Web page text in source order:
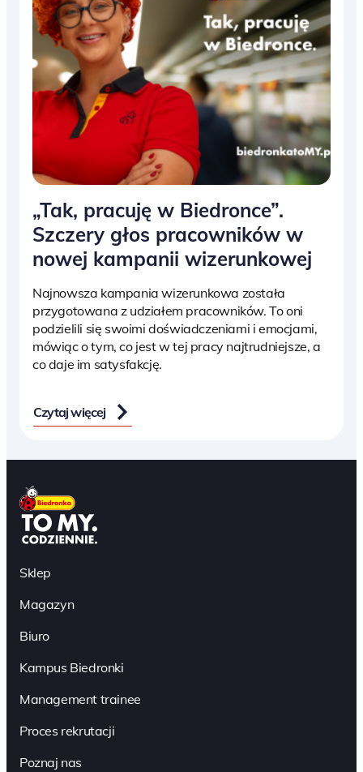
„Tak, pracuję w Biedronce”.
Szczery głos pracowników w
nowej kampanii wizerunkowej
Najnowsza kampania wizerunkowa została
przygotowana z udziałem pracowników. To oni
podzielili się swoimi doświadczeniami i emocjami,
mówiąc o tym, co jest w tej pracy najtrudniejsze, a
co daje im satysfakcję.
Czytaj więcej
Sklep
Magazyn
Biuro
Kampus Biedronki
Management trainee
Proces rekrutacji
Poznaj nas